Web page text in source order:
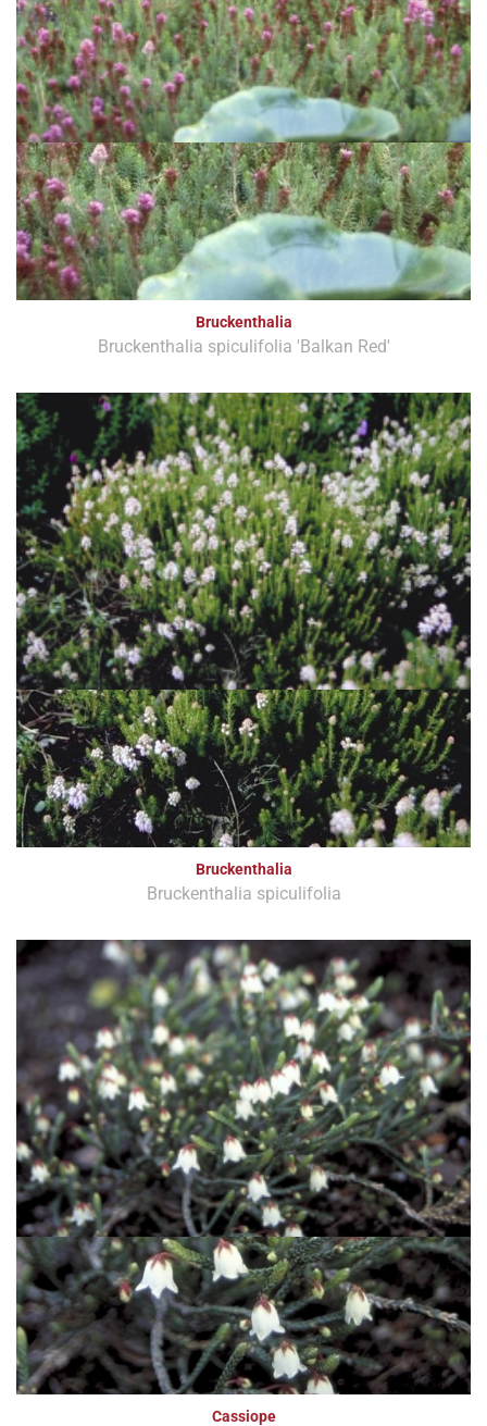
Bruckenthalia
Bruckenthalia spiculifolia 'Balkan Red'
Bruckenthalia
Bruckenthalia spiculifolia
Cassiope